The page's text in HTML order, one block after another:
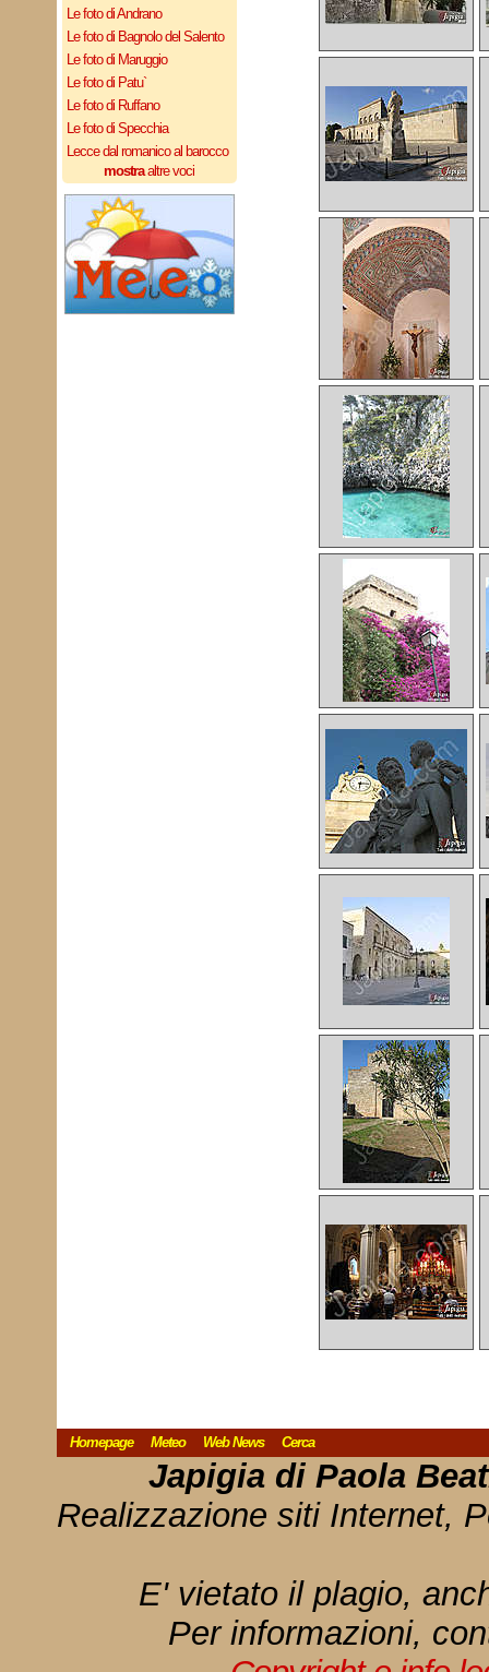
Le foto di Andrano
Le foto di Bagnolo del Salento
Le foto di Maruggio
Le foto di Patu`
Le foto di Ruffano
Le foto di Specchia
Lecce dal romanico al barocco
mostraaltre voci
Homepage Meteo Web News Cerca
Japigia di Paola
Realizzazione siti Internet,
E' vietato il plagio,
Per informazioni,